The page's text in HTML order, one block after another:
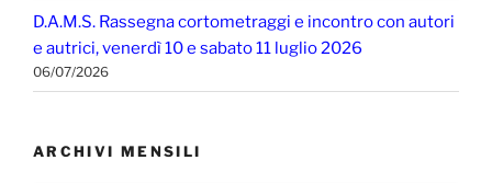
D.A.M.S. Rassegna cortometraggi e incontro con autori
e autrici, venerdì 10 e sabato 11 luglio 2026
06/07/2026
ARCHIVI MENSILI